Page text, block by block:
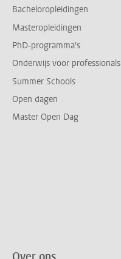
Bacheloropleidingen
Masteropleidingen
PhD-programma's
Onderwijs voor professionals
Summer Schools
Open dagen
Master Open Dag